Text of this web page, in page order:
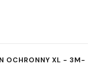
OCHRONNY XL - 3M-